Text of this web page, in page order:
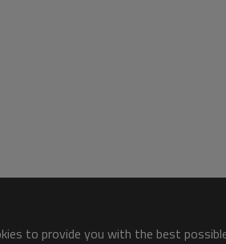
to provide you with the best